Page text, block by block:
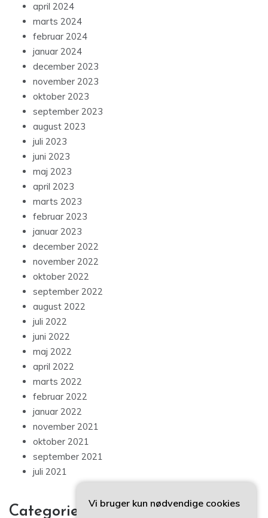
april 2024
marts 2024
februar 2024
januar 2024
december 2023
november 2023
oktober 2023
september 2023
august 2023
juli 2023
juni 2023
maj 2023
april 2023
marts 2023
februar 2023
januar 2023
december 2022
november 2022
oktober 2022
september 2022
august 2022
juli 2022
juni 2022
maj 2022
april 2022
marts 2022
februar 2022
januar 2022
november 2021
oktober 2021
september 2021
juli 2021
Categories
Vi bruger kun nødvendige cookies